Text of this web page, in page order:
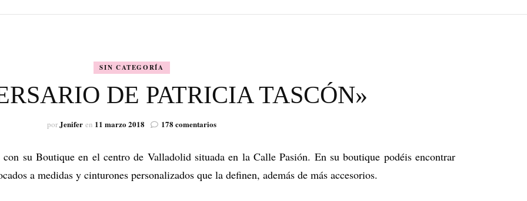
SIN CATEGORÍA
DE PATRICIA TASCÓN»
porJenifer en 11 marzo 2018 178 comentariosen
DE
PATRICIA
TASCÓN»
su Boutique en el centro de Valladolid situada en la Calle Pasión. En su boutique podéis encontrar
a medidas y cinturones personalizados que la definen, además de más accesorios.